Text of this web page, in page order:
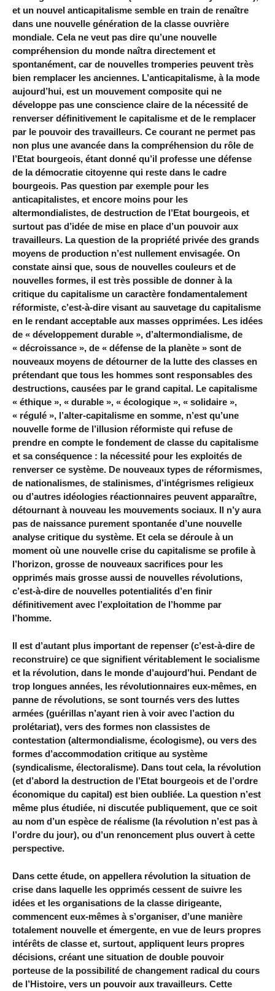
et un nouvel anticapitalisme semble en train de renaître
dans une nouvelle génération de la classe ouvrière
mondiale. Cela ne veut pas dire qu’une nouvelle
compréhension du monde naîtra directement et
spontanément, car de nouvelles tromperies peuvent très
bien remplacer les anciennes. L’anticapitalisme, à la mode
aujourd’hui, est un mouvement composite qui ne
développe pas une conscience claire de la nécessité de
renverser définitivement le capitalisme et de le remplacer
par le pouvoir des travailleurs. Ce courant ne permet pas
non plus une avancée dans la compréhension du rôle de
l’Etat bourgeois, étant donné qu’il professe une défense
de la démocratie citoyenne qui reste dans le cadre
bourgeois. Pas question par exemple pour les
anticapitalistes, et encore moins pour les
altermondialistes, de destruction de l’Etat bourgeois, et
surtout pas d’idée de mise en place d’un pouvoir aux
travailleurs. La question de la propriété privée des grands
moyens de production n’est nullement envisagée. On
constate ainsi que, sous de nouvelles couleurs et de
nouvelles formes, il est très possible de donner à la
critique du capitalisme un caractère fondamentalement
réformiste, c’est-à-dire visant au sauvetage du capitalisme
en le rendant acceptable aux masses opprimées. Les idées
de « développement durable », d’altermondialisme, de
« décroissance », de « défense de la planète » sont de
nouveaux moyens de détourner de la lutte des classes en
prétendant que tous les hommes sont responsables des
destructions, causées par le grand capital. Le capitalisme
« éthique », « durable », « écologique », « solidaire »,
« régulé », l’alter-capitalisme en somme, n’est qu’une
nouvelle forme de l’illusion réformiste qui refuse de
prendre en compte le fondement de classe du capitalisme
et sa conséquence : la nécessité pour les exploités de
renverser ce système. De nouveaux types de réformismes,
de nationalismes, de stalinismes, d’intégrismes religieux
ou d’autres idéologies réactionnaires peuvent apparaître,
détournant à nouveau les mouvements sociaux. Il n’y aura
pas de naissance purement spontanée d’une nouvelle
analyse critique du système. Et cela se déroule à un
moment où une nouvelle crise du capitalisme se profile à
l’horizon, grosse de nouveaux sacrifices pour les
opprimés mais grosse aussi de nouvelles révolutions,
c’est-à-dire de nouvelles potentialités d’en finir
définitivement avec l’exploitation de l’homme par
l’homme.
Il est d’autant plus important de repenser (c’est-à-dire de
reconstruire) ce que signifient véritablement le socialisme
et la révolution, dans le monde d’aujourd’hui. Pendant de
trop longues années, les révolutionnaires eux-mêmes, en
panne de révolutions, se sont tournés vers des luttes
armées (guérillas n’ayant rien à voir avec l’action du
prolétariat), vers des formes non classistes de
contestation (altermondialisme, écologisme), ou vers des
formes d’accommodation critique au système
(syndicalisme, électoralisme). Dans tout cela, la révolution
(et d’abord la destruction de l’Etat bourgeois et de l’ordre
économique du capital) est bien oubliée. La question n’est
même plus étudiée, ni discutée publiquement, que ce soit
au nom d’un espèce de réalisme (la révolution n’est pas à
l’ordre du jour), ou d’un renoncement plus ouvert à cette
perspective.
Dans cette étude, on appellera révolution la situation de
crise dans laquelle les opprimés cessent de suivre les
idées et les organisations de la classe dirigeante,
commencent eux-mêmes à s’organiser, d’une manière
totalement nouvelle et émergente, en vue de leurs propres
intérêts de classe et, surtout, appliquent leurs propres
décisions, créant une situation de double pouvoir
porteuse de la possibilité de changement radical du cours
de l’Histoire, vers un pouvoir aux travailleurs. Cette